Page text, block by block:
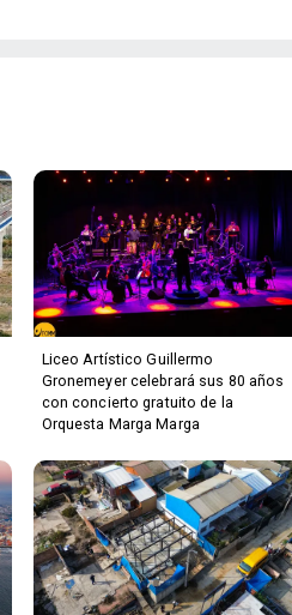
Liceo Artístico Guillermo
Gronemeyer celebrará sus 80 años
con concierto gratuito de la
Orquesta Marga Marga